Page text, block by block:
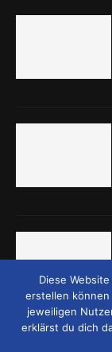
Diese
erstellen
jeweiligen
erklärst du dich